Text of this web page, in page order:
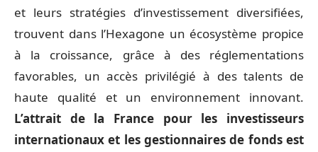
et leurs stratégies d’investissement diversifiées,
trouvent dans l’Hexagone un écosystème propice
à la croissance, grâce à des réglementations
favorables, un accès privilégié à des talents de
haute qualité et un environnement innovant.
L’attrait de la France pour les investisseurs
internationaux et les gestionnaires de fonds est